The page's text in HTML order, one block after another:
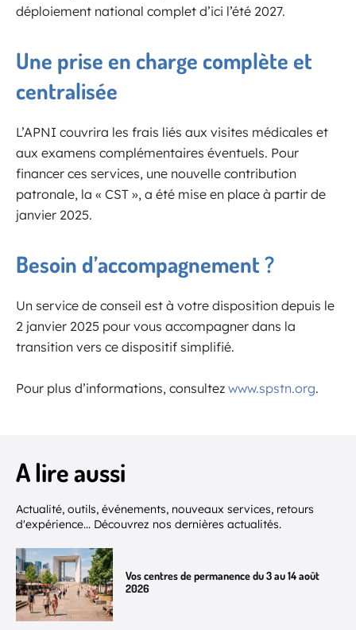
déploiement national complet d’ici l’été 2027.
Une prise en charge complète et
centralisée
L’APNI couvrira les frais liés aux visites médicales et
aux examens complémentaires éventuels. Pour
financer ces services, une nouvelle contribution
patronale, la « CST », a été mise en place à partir de
janvier 2025.
Besoin d’accompagnement ?
Un service de conseil est à votre disposition depuis le
2 janvier 2025 pour vous accompagner dans la
transition vers ce dispositif simplifié.
Pour plus d’informations, consultez www.spstn.org.
A lire aussi
Actualité, outils, événements, nouveaux services, retours
d'expérience... Découvrez nos dernières actualités.
Vos centres de permanence du 3 au 14 août
2026